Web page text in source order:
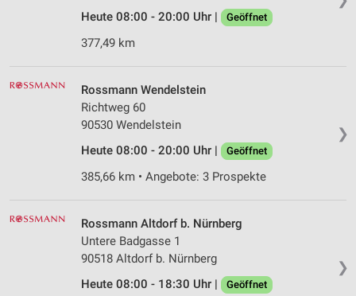
Heute 08:00 - 20:00 Uhr | Geöffnet
377,49 km
❯
Rossmann Wendelstein
Richtweg 60
90530 Wendelstein
Heute 08:00 - 20:00 Uhr |
Geöffnet
385,66 km • Angebote: 3 Prospekte
❯
Rossmann Altdorf b. Nürnberg
Untere Badgasse 1
90518 Altdorf b. Nürnberg
Heute 08:00 - 18:30 Uhr |
Geöffnet